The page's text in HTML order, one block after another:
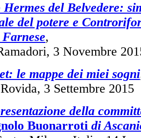
del Belvedere:
del potere e
,
3 Novembre
le mappe dei miei sogni
3 Settembre 2015
della
Buonarroti di